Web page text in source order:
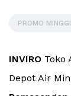
PROMO
INVIRO Toko
Depot Air